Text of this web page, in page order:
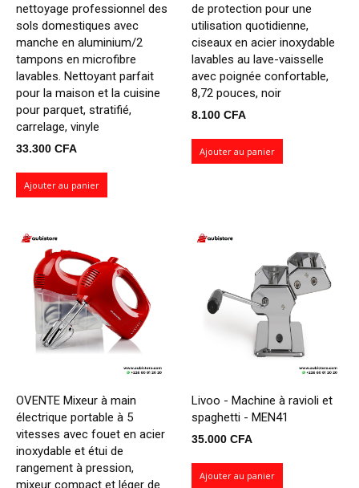
nettoyage professionnel des
sols domestiques avec
manche en aluminium/2
tampons en microfibre
lavables. Nettoyant parfait
pour la maison et la cuisine
pour parquet, stratifié,
carrelage, vinyle
33.300 CFA
Ajouter au panier
de protection pour une
utilisation quotidienne,
ciseaux en acier inoxydable
lavables au lave-vaisselle
avec poignée confortable,
8,72 pouces, noir
8.100 CFA
Ajouter au panier
OVENTE Mixeur à main
électrique portable à 5
vitesses avec fouet en acier
inoxydable et étui de
rangement à pression,
mixeur compact et léger de
Livoo - Machine à ravioli et
spaghetti - MEN41
35.000 CFA
Ajouter au panier